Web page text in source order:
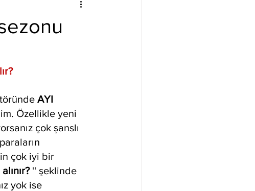
AYI
Özellikle yeni
çok şanslı
çok iyi bir
'' şeklinde
yok ise